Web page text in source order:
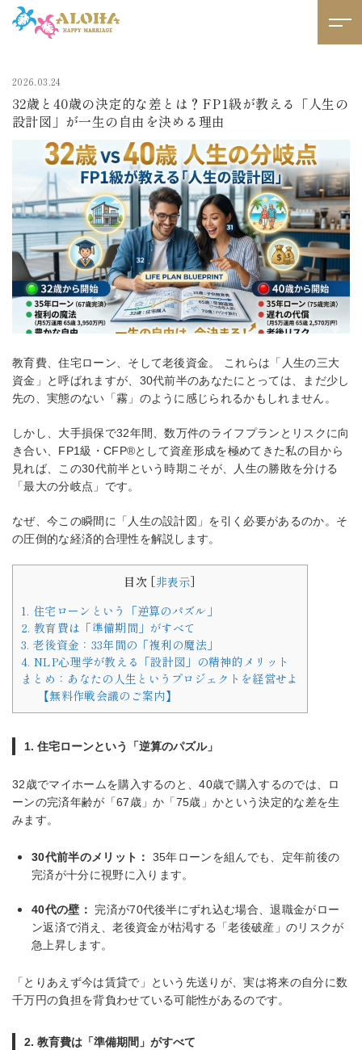
2026.03.24
32歳と40歳の決定的な差とは？FP1級が教える「人生の
設計図」が一生の自由を決める理由
教育費、住宅ローン、そして老後資金。 これらは「人生の三大
資金」と呼ばれますが、30代前半のあなたにとっては、まだ少し
先の、実態のない「霧」のように感じられるかもしれません。
しかし、大手損保で32年間、数万件のライフプランとリスクに向
き合い、FP1級・CFP®として資産形成を極めてきた私の目から
見れば、この30代前半という時期こそが、人生の勝敗を分ける
「最大の分岐点」です。
なぜ、今この瞬間に「人生の設計図」を引く必要があるのか。そ
の圧倒的な経済的合理性を解説します。
目次 [非表示]
1. 住宅ローンという「逆算のパズル」
2. 教育費は「準備期間」がすべて
3. 老後資金：33年間の「複利の魔法」
4. NLP心理学が教える「設計図」の精神的メリット
まとめ：あなたの人生というプロジェクトを経営せよ
【無料作戦会議のご案内】
1. 住宅ローンという「逆算のパズル」
32歳でマイホームを購入するのと、40歳で購入するのでは、ロ
ーンの完済年齢が「67歳」か「75歳」かという決定的な差を生
みます。
30代前半のメリット：
35年ローンを組んでも、定年前後の
完済が十分に視野に入ります。
40代の壁：
完済が70代後半にずれ込む場合、退職金がロー
ン返済で消え、老後資金が枯渇する「老後破産」のリスクが
急上昇します。
「とりあえず今は賃貸で」という先送りが、実は将来の自分に数
千万円の負担を背負わせている可能性があるのです。
2. 教育費は「準備期間」がすべて